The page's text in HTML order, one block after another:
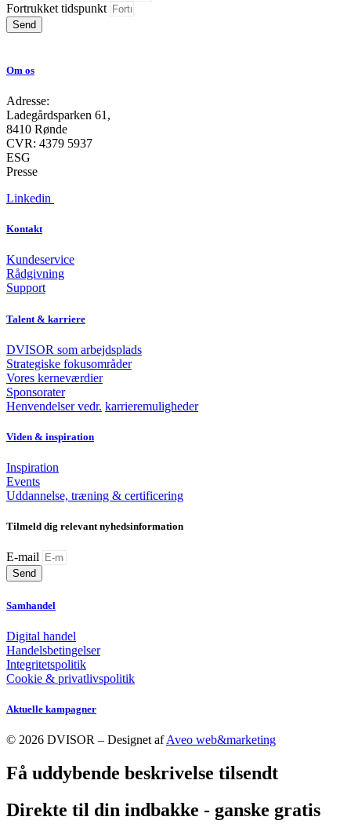
Fortrukket tidspunkt
Send
Om os
Adresse:
Ladegårdsparken 61,
8410 Rønde
CVR: 4379 5937
ESG
Presse
Linkedin
Kontakt
Kundeservice
Rådgivning
Support
Talent & karriere
DVISOR som arbejdsplads
Strategiske fokusområder
Vores kerneværdier
Sponsorater
Henvendelser vedr. karrieremuligheder
Viden & inspiration
Inspiration
Events
Uddannelse, træning & certificering
Tilmeld dig relevant nyhedsinformation
E-mail
Send
Samhandel
Digital handel
Handelsbetingelser
Integritetspolitik
Cookie & privatlivspolitik
Aktuelle kampagner
© 2026 DVISOR – Designet afAveo web&marketing
Få uddybende beskrivelse tilsendt
Direkte til din indbakke - ganske gratis